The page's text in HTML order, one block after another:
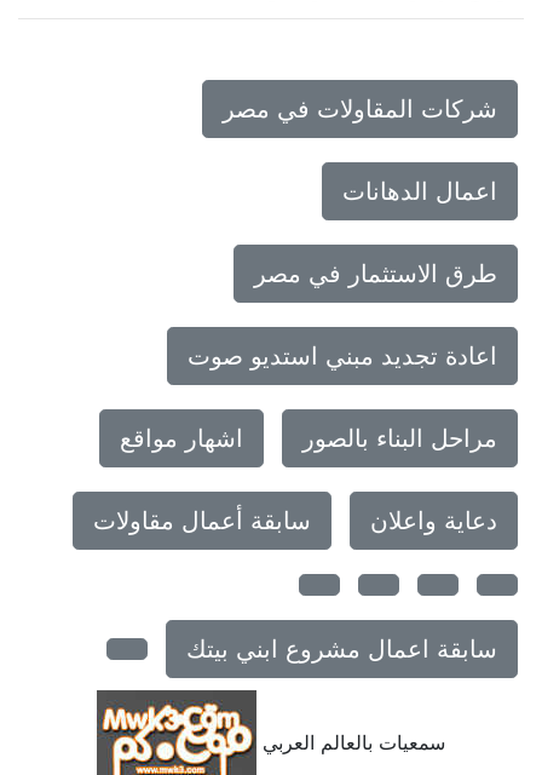
شركات المقاولات في مصر
اعمال الدهانات
طرق الاستثمار في مصر
اعادة تجديد مبني استديو صوت
مراحل البناء بالصور اشهار مواقع
دعاية واعلان سابقة أعمال مقاولات
سابقة اعمال مشروع ابني بيتك
سمعيات بالعالم العربي